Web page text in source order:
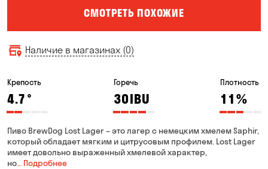
СМОТРЕТЬ ПОХОЖИЕ
Наличие в магазинах (0)
Крепость
4.7°
Горечь
30IBU
Плотность
11%
Пиво BrewDog Lost Lager – это лагер с немецким хмелем Saphir,
который обладает мягким и цитрусовым профилем. Lost Lager
имеет довольно выраженный хмелевой характер,
но… Подробнее